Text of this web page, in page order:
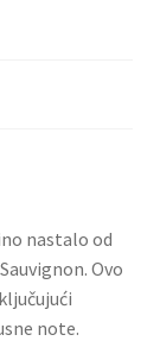
nastalo od
Ovo
note.